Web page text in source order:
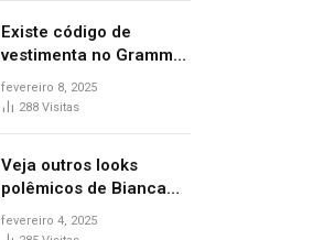
Existe código de
vestimenta no Grammy?
Questionamento surgiu
após Bianca Censori,
premiação
fevereiro 8, 2025
288 Visitas
Veja outros looks
polêmicos de Bianca
Censori, esposa de
Kanye West que
fevereiro 4, 2025